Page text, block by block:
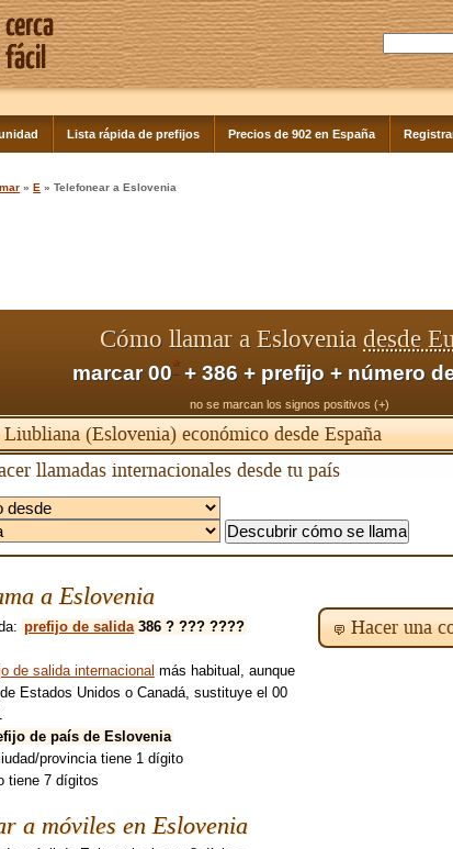
Lista rápida de prefijos Precios de 902 en España
»E » Telefonear a Eslovenia
Cómo llamar a Esloveniadesde
marcar 00*+ 386 + prefijo + número
no se marcan los signos positivos (+)
(Eslovenia) económico desde España
llamadas internacionales desde tu país
Hacer una
a Eslovenia
prefijo de salida386 ? ??? ????
de salida internacional más habitual, aunque
Estados Unidos o Canadá, sustituye el 00
de país de Eslovenia
provincia tiene 1 dígito
tiene 7 dígitos
a móviles en Eslovenia